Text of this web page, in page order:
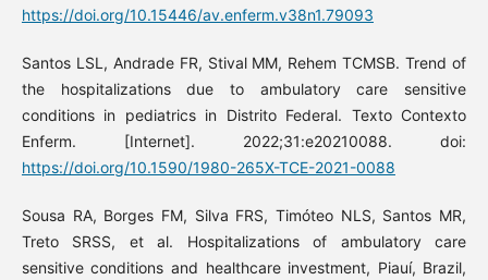
https://doi.org/10.15446/av.enferm.v38n1.79093
Santos LSL, Andrade FR, Stival MM, Rehem TCMSB. Trend of
the hospitalizations due to ambulatory care sensitive
conditions in pediatrics in Distrito Federal. Texto Contexto
Enferm. [Internet]. 2022;31:e20210088. doi:
https://doi.org/10.1590/1980-265X-TCE-2021-0088
Sousa RA, Borges FM, Silva FRS, Timóteo NLS, Santos MR,
Treto SRSS, et al. Hospitalizations of ambulatory care
sensitive conditions and healthcare investment, Piauí, Brazil,